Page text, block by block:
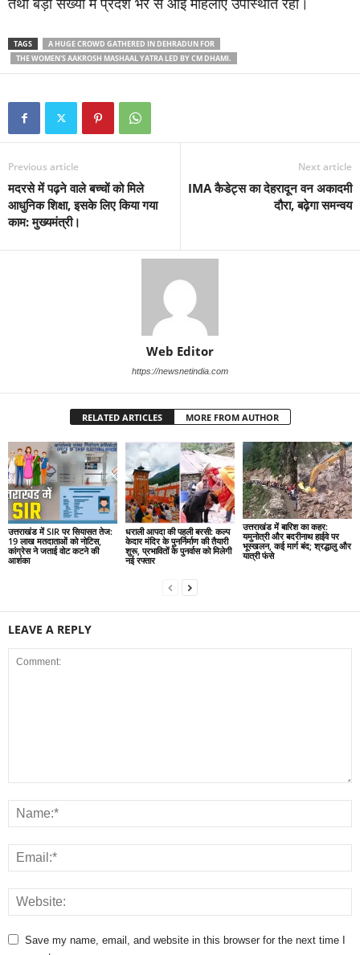
तथा बड़ी संख्या में प्रदेश भर से आई महिलाएं उपस्थिति रही।
TAGS
A HUGE CROWD GATHERED IN DEHRADUN FOR
THE WOMEN'S AAKROSH MASHAAL YATRA LED BY CM DHAMI.
Previous article
मदरसे में पढ़ने वाले बच्चों को मिले
आधुनिक शिक्षा, इसके लिए किया गया
काम: मुख्यमंत्री।
Next article
IMA कैडेट्स का देहरादून वन अकादमी
दौरा, बढ़ेगा समन्वय
Web Editor
https://newsnetindia.com
RELATED ARTICLES MORE FROM AUTHOR
उत्तराखंड में SIR पर सियासत तेज:
19 लाख मतदाताओं को नोटिस,
कांग्रेस ने जताई वोट कटने की
आशंका
धराली आपदा की पहली बरसी: कल्प
केदार मंदिर के पुनर्निर्माण की तैयारी
शुरू, प्रभावितों के पुनर्वास को मिलेगी
नई रफ्तार
उत्तराखंड में बारिश का कहर:
यमुनोत्री और बदरीनाथ हाईवे पर
भूस्खलन, कई मार्ग बंद; श्रद्धालु और
यात्री फंसे
LEAVE A REPLY
Save my name, email, and website in this browser for the next time I